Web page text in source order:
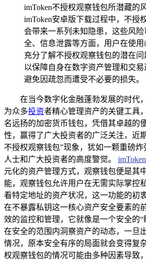
imToken不授权观察钱包所潜藏的
imToken安卓版下载过程中，不授
会带来一系列未知隐患，这些风
全、信息泄露等方面，用户在使用
充分了解不授权观察钱包的潜在问
以保障自身在数字资产管理和交易
避免因疏忽而遭受不必要的损失。
在当今数字化金融蓬勃发展的时代
为众多投资者精心管理资产的关键工具，
名远扬的加密货币钱包，凭借其卓越的
性，赢得了广大投资者的广泛关注，近
不授权观察钱包”现象，犹如一颗重磅
人士和广大投资者的高度警觉。
元化的资产管理方式，观察钱包便是其
能，观察钱包允许用户在无需实际掌控
看特定地址的资产状况，这一功能的初
在不暴露私钥这一核心资产安全要素的
效的监控和管理，它就像是一个安全的“
在安全的范围内洞察资产的动态，一旦
情况，原本安全有序的局面就会变得复
权观察钱包的情况可能由多种因素导致